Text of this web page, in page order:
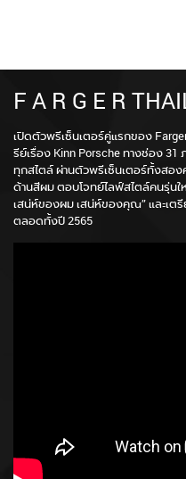
F A R G E R
เปิดตัวพรีเซ็นเตอร์คู่แรกของ
รีย์เรื่อง Kinn Porsche ทางช่อง 31
ทุกสไตล์ ผ่านตัวพรีเซ็นเตอร์ทั้งสอง
ด้านสีผม ตอบโจทย์ไลฟ์สไตล์คนรุ่น
เสน่ห์ของผม เสน่ห์ของคุณ” และเต
ตลอดทั้งปี 2565